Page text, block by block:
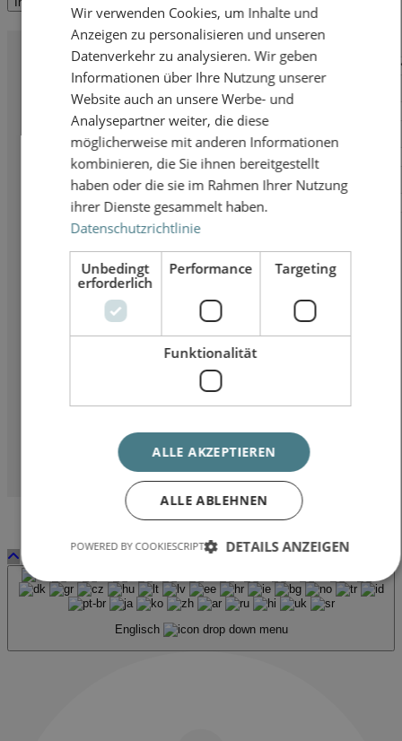
Vorname
Nachname
Newsletter bestellen
Ja, ich bitte um Übersendung des Newsletters der HBH Immobilien GmbH mit
Informationen zu interessanten Immobilienangeboten per E-Mail und bin mit
der Erfolgsmessung einverstanden. Informationen zur Funktionsweise, der
Erfolgsmessung sowie Ihren Widerrufsrechten erhalten Sie in unserer
zum Abmelden im Newsletter oder per E-Mail an
info@hbhimmobilien.de
Englisch
Wir verwenden Cookies, um Inhalte und
Anzeigen zu personalisieren und unseren
Datenverkehr zu analysieren. Wir geben
Informationen über Ihre Nutzung unserer
Website auch an unsere Werbe- und
Analysepartner weiter, die diese
möglicherweise mit anderen Informationen
kombinieren, die Sie ihnen bereitgestellt
haben oder die sie im Rahmen Ihrer Nutzung
ihrer Dienste gesammelt haben.
Datenschutzrichtlinie
Unbedingt
erforderlich
Performance Targeting
Funktionalität
ALLE AKZEPTIEREN
ALLE ABLEHNEN
DETAILS ANZEIGEN
POWERED BY COOKIESCRIPT